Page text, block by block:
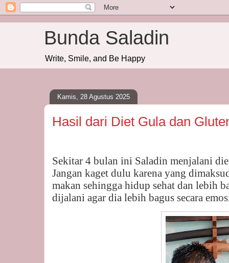
Bunda Saladin
Write, Smile, and Be Happy
Kamis, 28 Agustus 2025
Hasil dari Diet Gula dan
Sekitar 4 bulan ini Saladin menjalani
Jangan kaget dulu karena yang
makan sehingga hidup sehat dan lebih
dijalani agar dia lebih bagus secara